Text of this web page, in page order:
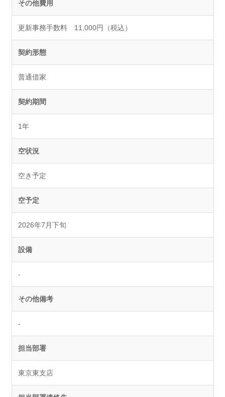
その他費用
更新事務手数料 11,000円（税込）
契約形態
普通借家
契約期間
1年
空状況
空き予定
空予定
2026年7月下旬
設備
-
その他備考
-
担当部署
東京東支店